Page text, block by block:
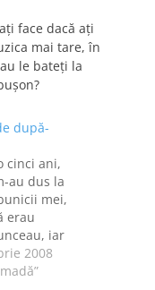
face dacă ați
mai tare, în
le bateți la
după-
cinci ani,
au dus la
mei,
erau
iar
prea
apă
2008